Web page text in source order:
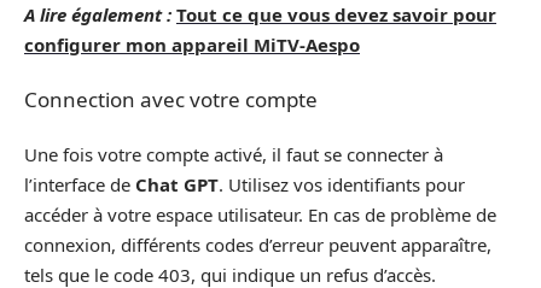
A lire également : Tout ce que vous devez savoir pour
configurer mon appareil MiTV-Aespo
Connection avec votre compte
Une fois votre compte activé, il faut se connecter à
l’interface de Chat GPT. Utilisez vos identifiants pour
accéder à votre espace utilisateur. En cas de problème de
connexion, différents codes d’erreur peuvent apparaître,
tels que le code 403, qui indique un refus d’accès.